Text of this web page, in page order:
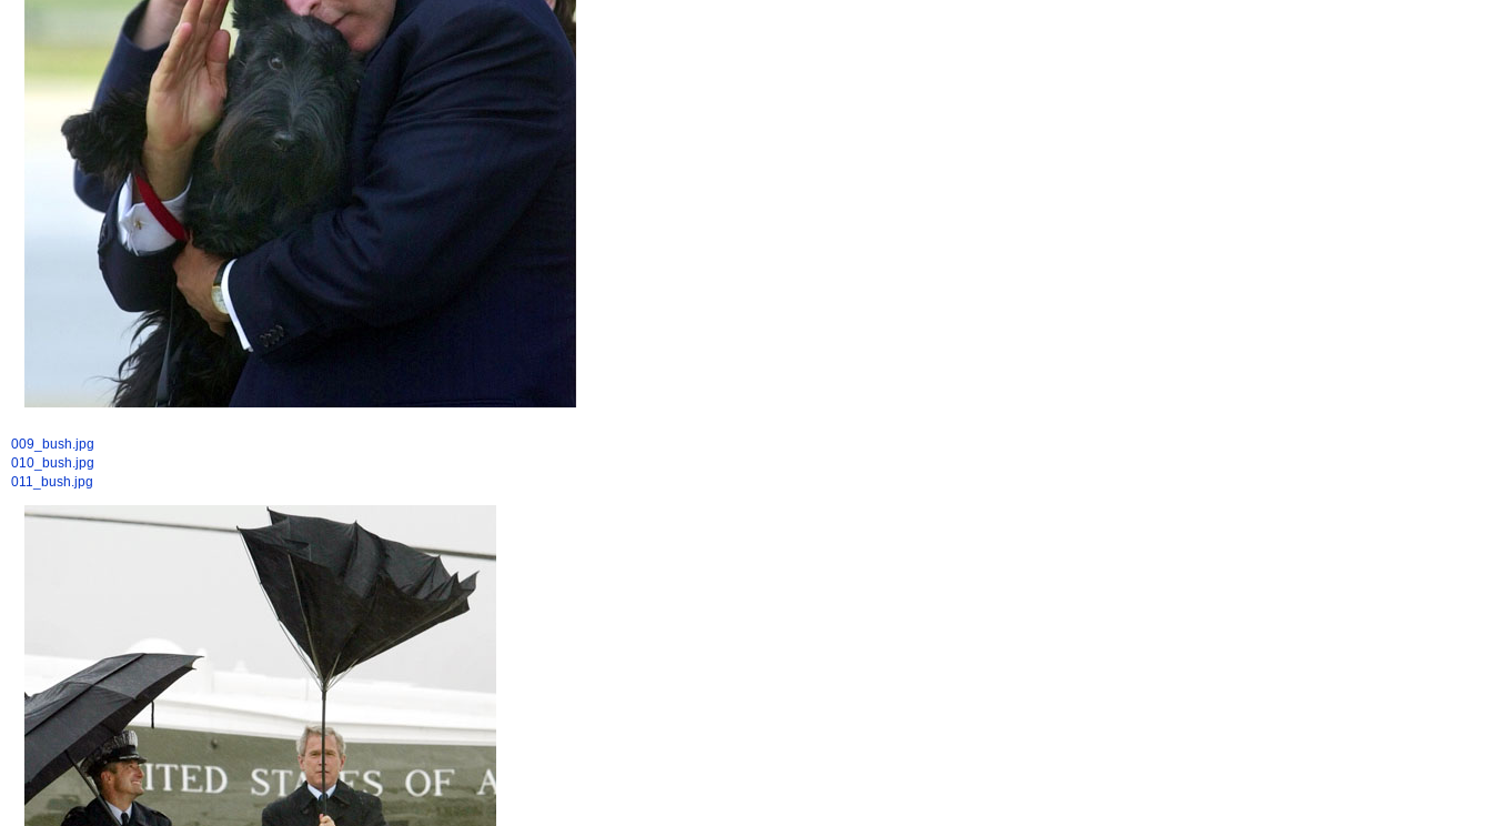
009_bush.jpg
010_bush.jpg
011_bush.jpg